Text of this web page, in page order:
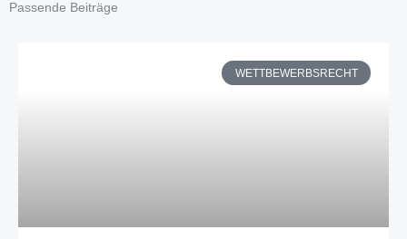
Passende Beiträge
WETTBEWERBSRECHT